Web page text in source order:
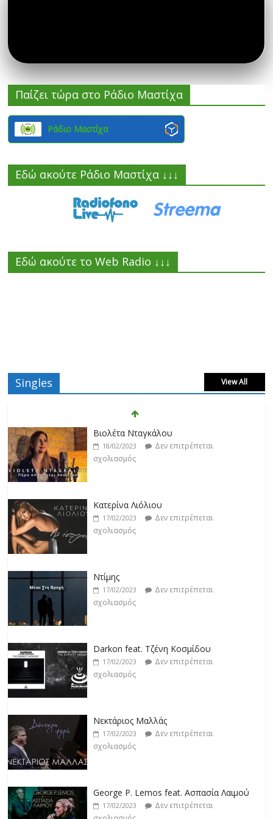
Παίζει τώρα στο Ράδιο Μαστίχα
Ράδιο Μαστίχα
Εδώ ακούτε Ράδιο Μαστίχα ↓↓↓
Εδώ ακούτε το Web Radio ↓↓↓
Singles View All
Βιολέτα Νταγκάλου
18/02/2023
Δεν επιτρέπεται
σχολιασμός
Κατερίνα Λιόλιου
17/02/2023
Δεν επιτρέπεται
σχολιασμός
Ντίμης
17/02/2023
Δεν επιτρέπεται
σχολιασμός
Darkon feat. Τζένη Κοσμίδου
17/02/2023
Δεν επιτρέπεται
σχολιασμός
Νεκτάριος Μαλλάς
17/02/2023
Δεν επιτρέπεται
σχολιασμός
George P. Lemos feat. Ασπασία Λαιμού
17/02/2023
Δεν επιτρέπεται